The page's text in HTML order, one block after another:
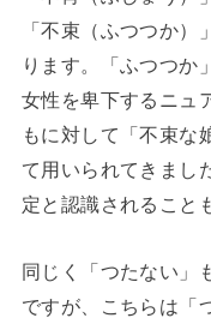
「不束（ふつつか
ります。「ふつつか
女性を卑下するニュ
もに対して「不束な
て用いられてきまし
定と認識されること
同じく「つたない」
ですが、こちらは「